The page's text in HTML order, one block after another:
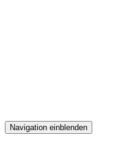
Navigation einblenden